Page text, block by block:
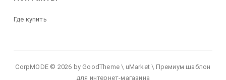
Где купить
CorpMODE © 2026 by GoodTheme \ uMarket \ Премиум шаблон
для интернет-магазина